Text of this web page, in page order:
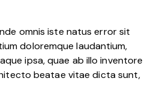
omnis iste natus error sit
doloremque laudantium,
ipsa, quae ab illo inventore
beatae vitae dicta sunt,